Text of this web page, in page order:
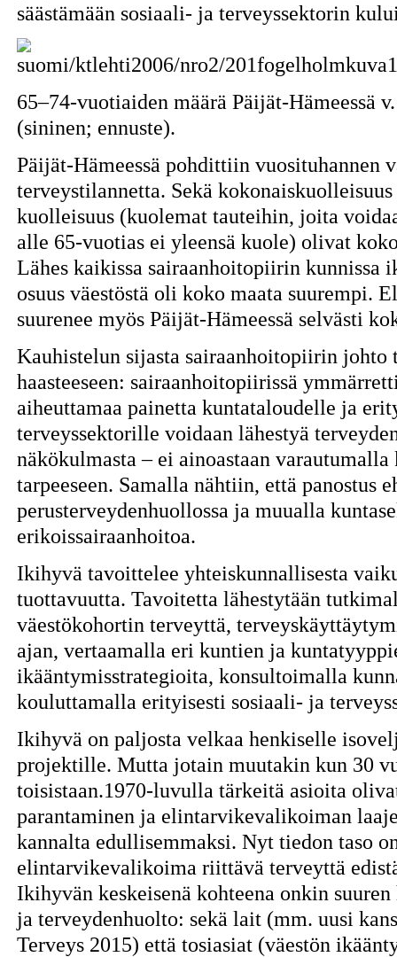
säästämään sosiaali- ja terveyssektorin
65–74-vuotiaiden määrä Päijät-Hämeessä
(sininen; ennuste).
Päijät-Hämeessä pohdittiin vuosituhannen
terveystilannetta. Sekä
kuolleisuus (kuolemat tauteihin, joita
alle 65-vuotias ei yleensä kuole) olivat
Lähes kaikissa sairaanhoitopiirin kunnissa
osuus väestöstä oli koko maata suurempi.
suurenee myös Päijät-Hämeessä selvästi
Kauhistelun sijasta sairaanhoitopiirin
haasteeseen: sairaanhoitopiirissä
aiheuttamaa painetta kuntataloudelle ja
terveyssektorille voidaan lähestyä
näkökulmasta – ei ainoastaan
tarpeeseen. Samalla nähtiin, että panostus
perusterveydenhuollossa ja muualla
erikoissairaanhoitoa.
Ikihyvä tavoittelee yhteiskunnallisesta
tuottavuutta. Tavoitetta lähestytään
väestökohortin terveyttä,
ajan, vertaamalla eri kuntien ja
ikääntymisstrategioita, konsultoimalla
kouluttamalla erityisesti sosiaali- ja
Ikihyvä on paljosta velkaa henkiselle
projektille. Mutta jotain muutakin kun 30
toisistaan.1970-luvulla tärkeitä asioita
parantaminen ja elintarvikevalikoiman
kannalta edullisemmaksi. Nyt tiedon taso
elintarvikevalikoima riittävä terveyttä
Ikihyvän keskeisenä kohteena onkin suuren
ja terveydenhuolto: sekä lait (mm. uusi
Terveys 2015) että tosiasiat (väestön